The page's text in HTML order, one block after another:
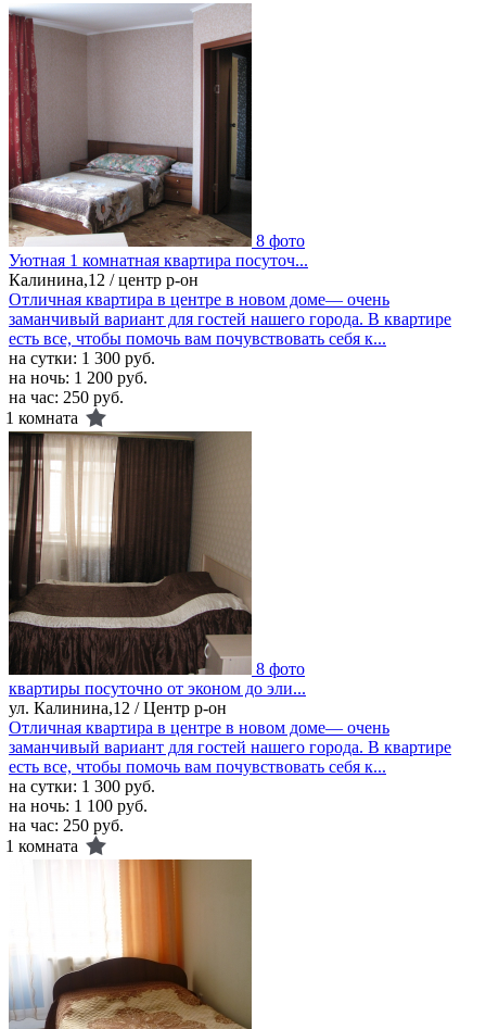
8 фото
Уютная 1 комнатная квартира посуточ...
Калинина,12 / центр р-он
Отличная квартира в центре в новом доме— очень
заманчивый вариант для гостей нашего города. В квартире
есть все, чтобы помочь вам почувствовать себя к...
на сутки: 1 300 руб.
на ночь: 1 200 руб.
на час: 250 руб.
1 комната
8 фото
квартиры посуточно от эконом до эли...
ул. Калинина,12 / Центр р-он
Отличная квартира в центре в новом доме— очень
заманчивый вариант для гостей нашего города. В квартире
есть все, чтобы помочь вам почувствовать себя к...
на сутки: 1 300 руб.
на ночь: 1 100 руб.
на час: 250 руб.
1 комната